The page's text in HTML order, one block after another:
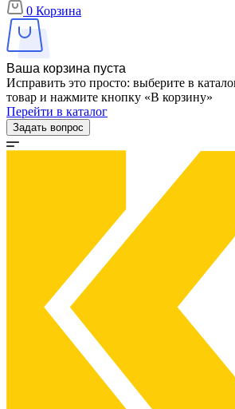
0 Корзина
Ваша корзина пуста
Исправить это просто: выберите в
товар и нажмите кнопку «В корзину»
Перейти в каталог
Задать вопрос